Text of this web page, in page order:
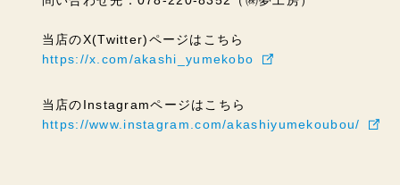
当店のX(Twitter)ページはこちら
https://x.com/akashi_yumekobo
当店のInstagramページはこちら
https://www.instagram.com/akashiyumekoubou/